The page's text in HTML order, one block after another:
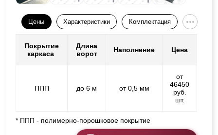
Цены Характеристики Комплектация
Покрытие
каркаса
Длина
ворот
Наполнение Цена
ППП до 6 м от 0,5 мм
от
46450
руб.
шт.
* ППП - полимерно-порошковое покрытие